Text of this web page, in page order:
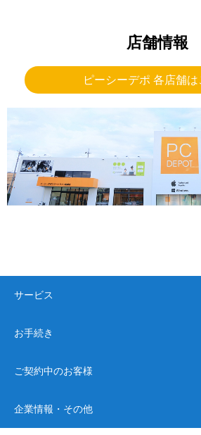
店舗情報
ピーシーデポ 各店舗は
サービス
インターネット回線
Driveプロバイダ
お手続き
オプション
よくあるご質問
ご契約中のお客様
お客様情報確認
サポート
企業情報・その他